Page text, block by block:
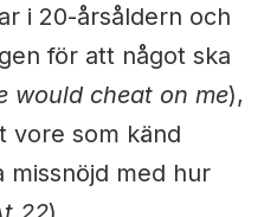
i 20-årsåldern och
för att något ska
would cheat on me),
vore som känd
missnöjd med hur